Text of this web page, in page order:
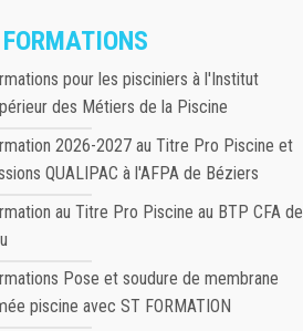
FORMATIONS
pour les pisciniers à l'Institut
des Métiers de la Piscine
2026-2027 au Titre Pro Piscine et
QUALIPAC à l'AFPA de Béziers
au Titre Pro Piscine au BTP CFA de
Pose et soudure de membrane
piscine avec ST FORMATION